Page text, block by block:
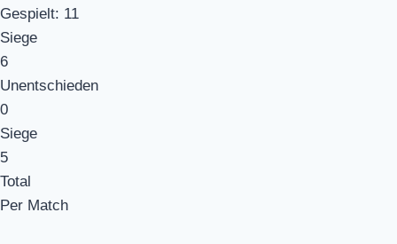
Gespielt: 11
Siege
6
Unentschieden
0
Siege
5
Total
Per Match